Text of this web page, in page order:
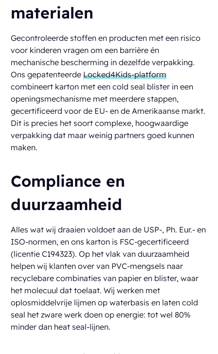
materialen
Gecontroleerde stoffen en producten met een risico
voor kinderen vragen om een barrière én
mechanische bescherming in dezelfde verpakking.
Ons gepatenteerdeLocked4Kids-platform
combineert karton met een cold seal blister in een
openingsmechanisme met meerdere stappen,
gecertificeerd voor de EU- en de Amerikaanse markt.
Dit is precies het soort complexe, hoogwaardige
verpakking dat maar weinig partners goed kunnen
maken.
Compliance en
duurzaamheid
Alles wat wij draaien voldoet aan de USP-, Ph. Eur.- en
ISO-normen, en ons karton is FSC-gecertificeerd
(licentie C194323). Op het vlak van duurzaamheid
helpen wij klanten over van PVC-mengsels naar
recyclebare combinaties van papier en blister, waar
het molecuul dat toelaat. Wij werken met
oplosmiddelvrije lijmen op waterbasis en laten cold
seal het zware werk doen op energie: tot wel 80%
minder dan heat seal-lijnen.